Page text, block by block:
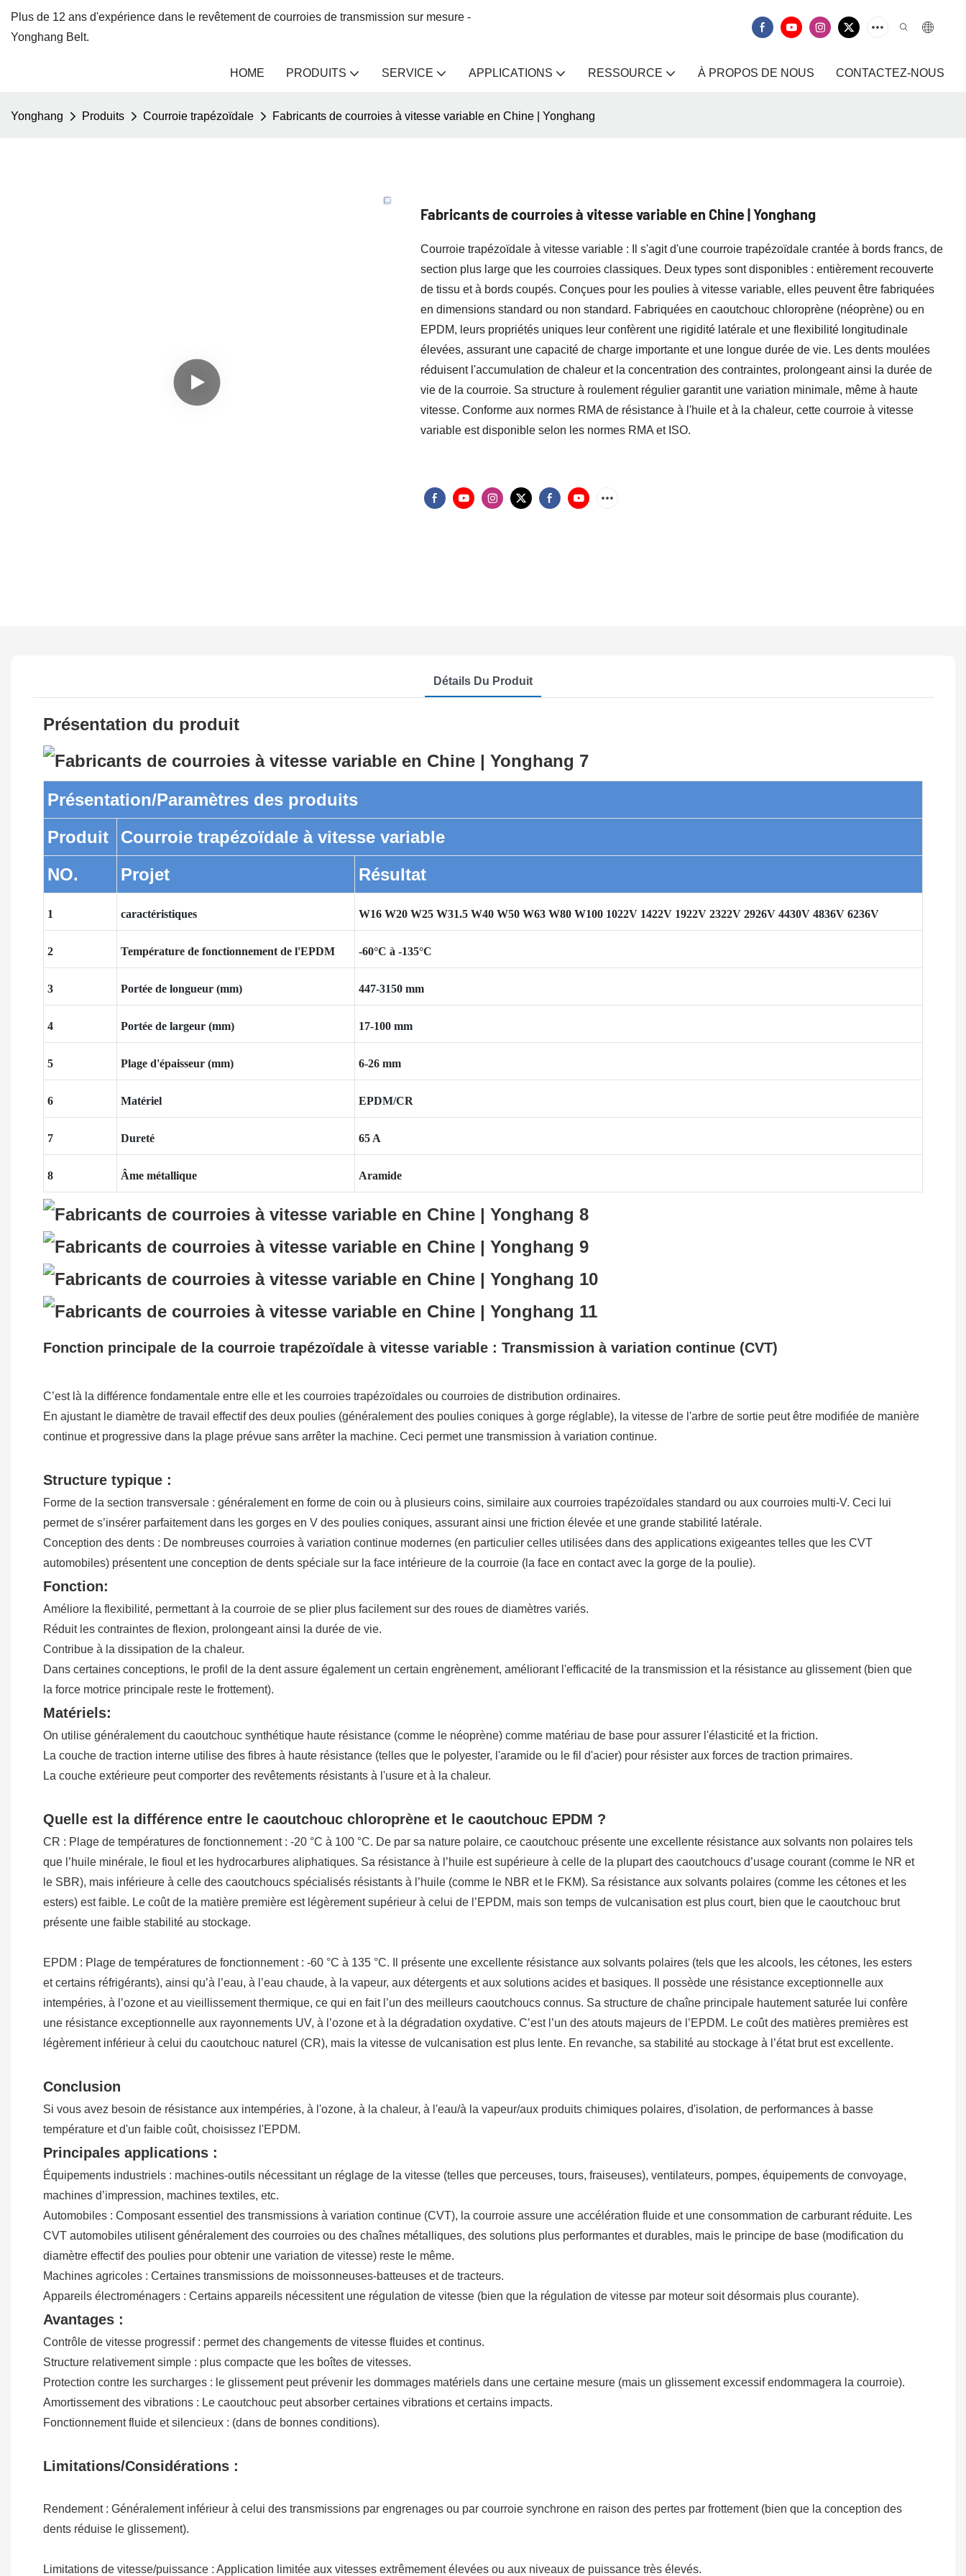
Plus de 12 ans d'expérience dans le revêtement de courroies de transmission sur mesure -
Yonghang Belt.
HOME PRODUITS SERVICE APPLICATIONS RESSOURCE À PROPOS DE NOUS CONTACTEZ-NOUS
Yonghang Produits Courroie trapézoïdale Fabricants de courroies à vitesse variable en Chine | Yonghang
Fabricants de courroies à vitesse variable en Chine | Yonghang
Courroie trapézoïdale à vitesse variable : Il s'agit d'une courroie trapézoïdale crantée à bords francs, de
section plus large que les courroies classiques. Deux types sont disponibles : entièrement recouverte
de tissu et à bords coupés. Conçues pour les poulies à vitesse variable, elles peuvent être fabriquées
en dimensions standard ou non standard. Fabriquées en caoutchouc chloroprène (néoprène) ou en
EPDM, leurs propriétés uniques leur confèrent une rigidité latérale et une flexibilité longitudinale
élevées, assurant une capacité de charge importante et une longue durée de vie. Les dents moulées
réduisent l'accumulation de chaleur et la concentration des contraintes, prolongeant ainsi la durée de
vie de la courroie. Sa structure à roulement régulier garantit une variation minimale, même à haute
vitesse. Conforme aux normes RMA de résistance à l'huile et à la chaleur, cette courroie à vitesse
variable est disponible selon les normes RMA et ISO.
Détails Du Produit
Présentation du produit
Présentation/Paramètres des produits
Produit
Courroie trapézoïdale à vitesse variable
NO.
Projet Résultat
1 caractéristiques W16 W20 W25 W31.5 W40 W50 W63 W80 W100 1022V 1422V 1922V 2322V 2926V 4430V 4836V 6236V
2 Température de fonctionnement de l'EPDM -60°C à -135°C
3 Portée de longueur (mm) 447-3150 mm
4 Portée de largeur (mm) 17-100 mm
5 Plage d'épaisseur (mm) 6-26 mm
6 Matériel EPDM/CR
7 Dureté 65 A
8 Âme métallique Aramide
Fonction principale de la courroie trapézoïdale à vitesse variable : Transmission à variation continue (CVT)
C’est là la différence fondamentale entre elle et les courroies trapézoïdales ou courroies de distribution ordinaires.
En ajustant le diamètre de travail effectif des deux poulies (généralement des poulies coniques à gorge réglable), la vitesse de l'arbre de sortie peut être modifiée de manière
continue et progressive dans la plage prévue sans arrêter la machine. Ceci permet une transmission à variation continue.
Structure typique :
Forme de la section transversale : généralement en forme de coin ou à plusieurs coins, similaire aux courroies trapézoïdales standard ou aux courroies multi-V. Ceci lui
permet de s’insérer parfaitement dans les gorges en V des poulies coniques, assurant ainsi une friction élevée et une grande stabilité latérale.
Conception des dents : De nombreuses courroies à variation continue modernes (en particulier celles utilisées dans des applications exigeantes telles que les CVT
automobiles) présentent une conception de dents spéciale sur la face intérieure de la courroie (la face en contact avec la gorge de la poulie).
Fonction:
Améliore la flexibilité, permettant à la courroie de se plier plus facilement sur des roues de diamètres variés.
Réduit les contraintes de flexion, prolongeant ainsi la durée de vie.
Contribue à la dissipation de la chaleur.
Dans certaines conceptions, le profil de la dent assure également un certain engrènement, améliorant l'efficacité de la transmission et la résistance au glissement (bien que
la force motrice principale reste le frottement).
Matériels:
On utilise généralement du caoutchouc synthétique haute résistance (comme le néoprène) comme matériau de base pour assurer l'élasticité et la friction.
La couche de traction interne utilise des fibres à haute résistance (telles que le polyester, l'aramide ou le fil d'acier) pour résister aux forces de traction primaires.
La couche extérieure peut comporter des revêtements résistants à l'usure et à la chaleur.
Quelle est la différence entre le caoutchouc chloroprène et le caoutchouc EPDM ?
CR : Plage de températures de fonctionnement : -20 °C à 100 °C. De par sa nature polaire, ce caoutchouc présente une excellente résistance aux solvants non polaires tels
que l’huile minérale, le fioul et les hydrocarbures aliphatiques. Sa résistance à l’huile est supérieure à celle de la plupart des caoutchoucs d’usage courant (comme le NR et
le SBR), mais inférieure à celle des caoutchoucs spécialisés résistants à l’huile (comme le NBR et le FKM). Sa résistance aux solvants polaires (comme les cétones et les
esters) est faible. Le coût de la matière première est légèrement supérieur à celui de l’EPDM, mais son temps de vulcanisation est plus court, bien que le caoutchouc brut
présente une faible stabilité au stockage.
EPDM : Plage de températures de fonctionnement : -60 °C à 135 °C. Il présente une excellente résistance aux solvants polaires (tels que les alcools, les cétones, les esters
et certains réfrigérants), ainsi qu’à l’eau, à l’eau chaude, à la vapeur, aux détergents et aux solutions acides et basiques. Il possède une résistance exceptionnelle aux
intempéries, à l’ozone et au vieillissement thermique, ce qui en fait l’un des meilleurs caoutchoucs connus. Sa structure de chaîne principale hautement saturée lui confère
une résistance exceptionnelle aux rayonnements UV, à l’ozone et à la dégradation oxydative. C’est l’un des atouts majeurs de l’EPDM. Le coût des matières premières est
légèrement inférieur à celui du caoutchouc naturel (CR), mais la vitesse de vulcanisation est plus lente. En revanche, sa stabilité au stockage à l’état brut est excellente.
Conclusion
Si vous avez besoin de résistance aux intempéries, à l'ozone, à la chaleur, à l'eau/à la vapeur/aux produits chimiques polaires, d'isolation, de performances à basse
température et d'un faible coût, choisissez l'EPDM.
Principales applications :
Équipements industriels : machines-outils nécessitant un réglage de la vitesse (telles que perceuses, tours, fraiseuses), ventilateurs, pompes, équipements de convoyage,
machines d’impression, machines textiles, etc.
Automobiles : Composant essentiel des transmissions à variation continue (CVT), la courroie assure une accélération fluide et une consommation de carburant réduite. Les
CVT automobiles utilisent généralement des courroies ou des chaînes métalliques, des solutions plus performantes et durables, mais le principe de base (modification du
diamètre effectif des poulies pour obtenir une variation de vitesse) reste le même.
Machines agricoles : Certaines transmissions de moissonneuses-batteuses et de tracteurs.
Appareils électroménagers : Certains appareils nécessitent une régulation de vitesse (bien que la régulation de vitesse par moteur soit désormais plus courante).
Avantages :
Contrôle de vitesse progressif : permet des changements de vitesse fluides et continus.
Structure relativement simple : plus compacte que les boîtes de vitesses.
Protection contre les surcharges : le glissement peut prévenir les dommages matériels dans une certaine mesure (mais un glissement excessif endommagera la courroie).
Amortissement des vibrations : Le caoutchouc peut absorber certaines vibrations et certains impacts.
Fonctionnement fluide et silencieux : (dans de bonnes conditions).
Limitations/Considérations :
Rendement : Généralement inférieur à celui des transmissions par engrenages ou par courroie synchrone en raison des pertes par frottement (bien que la conception des
dents réduise le glissement).
Limitations de vitesse/puissance : Application limitée aux vitesses extrêmement élevées ou aux niveaux de puissance très élevés.